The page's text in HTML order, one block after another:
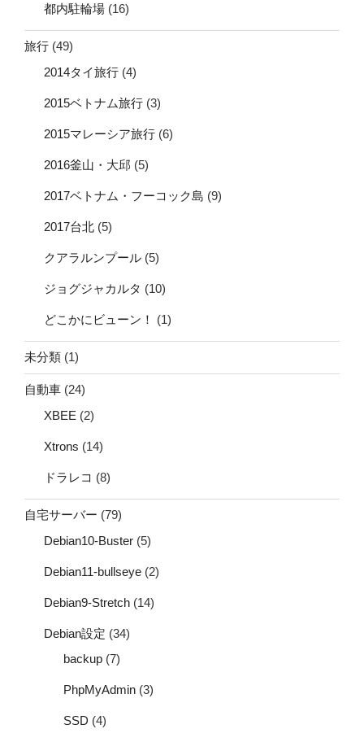
都内駐輪場 (16)
旅行 (49)
2014タイ旅行 (4)
2015ベトナム旅行 (3)
2015マレーシア旅行 (6)
2016釜山・大邱 (5)
2017ベトナム・フーコック島 (9)
2017台北 (5)
クアラルンプール (5)
ジョグジャカルタ (10)
どこかにビューン！ (1)
未分類 (1)
自動車 (24)
XBEE (2)
Xtrons (14)
ドラレコ (8)
自宅サーバー (79)
Debian10-Buster (5)
Debian11-bullseye (2)
Debian9-Stretch (14)
Debian設定 (34)
backup (7)
PhpMyAdmin (3)
SSD (4)